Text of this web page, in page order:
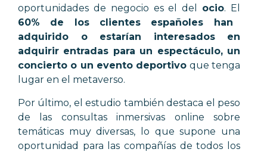
oportunidades de negocio es el del ocio. El
60% de los clientes españoles han
adquirido o estarían interesados en
adquirir entradas para un espectáculo, un
concierto o un evento deportivo que tenga
lugar en el metaverso.
Por último, el estudio también destaca el peso
de las consultas inmersivas online sobre
temáticas muy diversas, lo que supone una
oportunidad para las compañías de todos los